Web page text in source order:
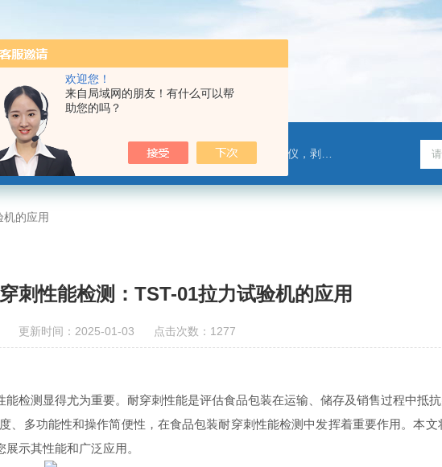
欢迎您！
来自局域网的朋友！有什么可以帮
助您的吗？
，剥离力测试仪，医药包装检测仪，冲击试验仪，安瓿瓶折断力测试仪，垂直度偏差测试仪，扭矩仪，手提袋疲劳度测试仪
的应用
刺性能检测：TST-01拉力试验机的应用
更新时间：2025-01-03 点击次数：1277
检测显得尤为重要。耐穿刺性能是评估食品包装在运输、储存及销售过程中抵抗
、多功能性和操作简便性，在食品包装耐穿刺性能检测中发挥着重要作用。本
示其性能和广泛应用。